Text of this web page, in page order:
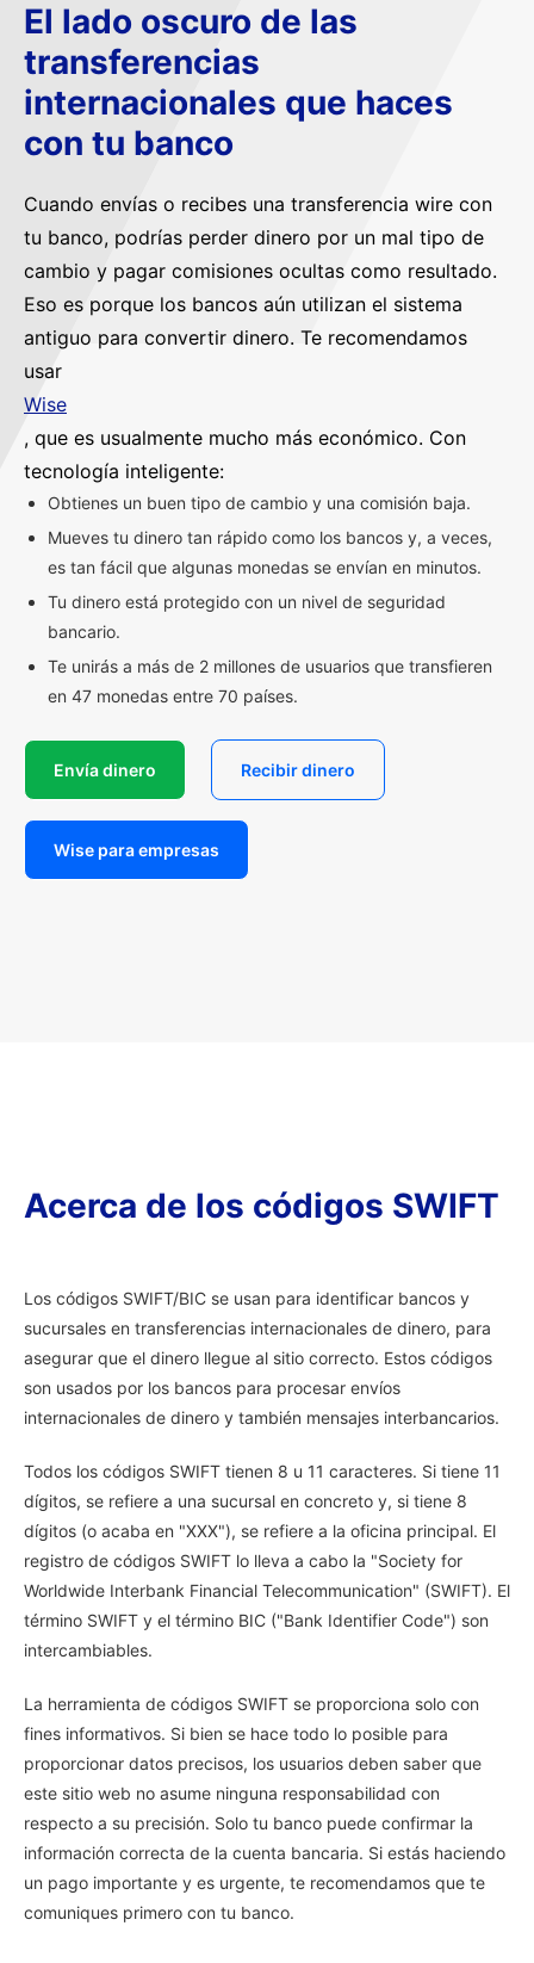
El lado oscuro de las
transferencias
internacionales que haces
con tu banco
Cuando envías o recibes una transferencia wire con
tu banco, podrías perder dinero por un mal tipo de
cambio y pagar comisiones ocultas como resultado.
Eso es porque los bancos aún utilizan el sistema
antiguo para convertir dinero. Te recomendamos
usar
Wise
, que es usualmente mucho más económico. Con
tecnología inteligente:
Obtienes un buen tipo de cambio y una comisión baja.
Mueves tu dinero tan rápido como los bancos y, a veces,
es tan fácil que algunas monedas se envían en minutos.
Tu dinero está protegido con un nivel de seguridad
bancario.
Te unirás a más de 2 millones de usuarios que transfieren
en 47 monedas entre 70 países.
Envía dinero Recibir dinero
Wise para empresas
Acerca de los códigos SWIFT
Los códigos SWIFT/BIC se usan para identificar bancos y
sucursales en transferencias internacionales de dinero, para
asegurar que el dinero llegue al sitio correcto. Estos códigos
son usados por los bancos para procesar envíos
internacionales de dinero y también mensajes interbancarios.
Todos los códigos SWIFT tienen 8 u 11 caracteres. Si tiene 11
dígitos, se refiere a una sucursal en concreto y, si tiene 8
dígitos (o acaba en "XXX"), se refiere a la oficina principal. El
registro de códigos SWIFT lo lleva a cabo la "Society for
Worldwide Interbank Financial Telecommunication" (SWIFT). El
término SWIFT y el término BIC ("Bank Identifier Code") son
intercambiables.
La herramienta de códigos SWIFT se proporciona solo con
fines informativos. Si bien se hace todo lo posible para
proporcionar datos precisos, los usuarios deben saber que
este sitio web no asume ninguna responsabilidad con
respecto a su precisión. Solo tu banco puede confirmar la
información correcta de la cuenta bancaria. Si estás haciendo
un pago importante y es urgente, te recomendamos que te
comuniques primero con tu banco.